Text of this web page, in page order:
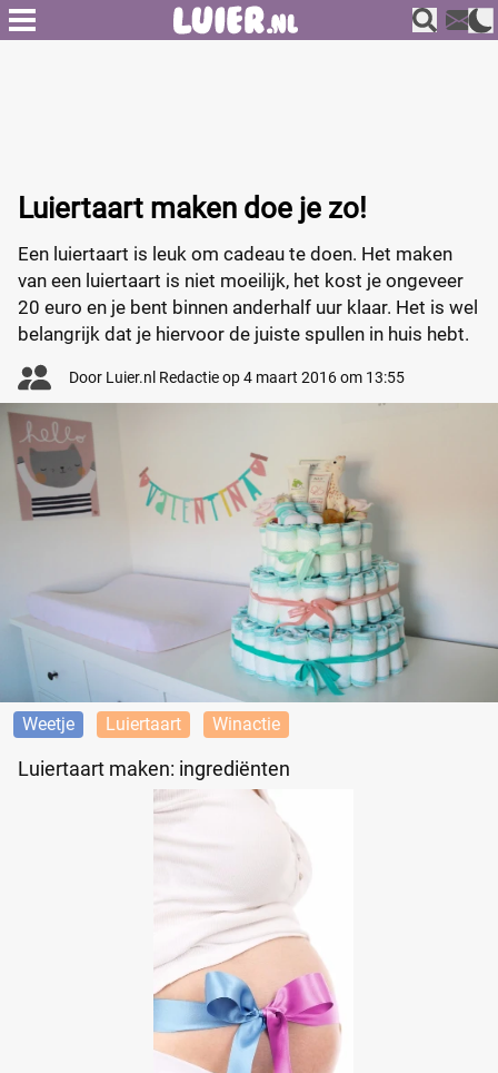
Luiertaart maken doe je zo!
Een luiertaart is leuk om cadeau te doen. Het maken
van een luiertaart is niet moeilijk, het kost je ongeveer
20 euro en je bent binnen anderhalf uur klaar. Het is wel
belangrijk dat je hiervoor de juiste spullen in huis hebt.
Door Luier.nl Redactieop4 maart 2016 om 13:55
Weetje Luiertaart Winactie
Luiertaart maken: ingrediënten